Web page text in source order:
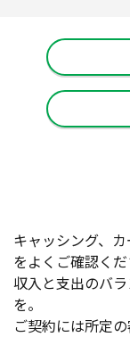
キャッシング、
をよくご確認くだ
収入と支出のバ
を。
ご契約には所定の